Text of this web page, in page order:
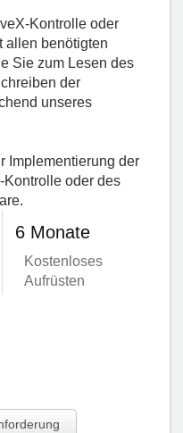
Kontrolle oder
allen benötigten
Sie zum Lesen des
der
unseres
Implementierung der
Kontrolle oder des
6 Monate
Kostenloses
Aufrüsten